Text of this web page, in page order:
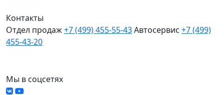
Контакты
Отдел продаж+7 (499) 455-55-43Автосервис +7 (499)
455-43-20
Мы в соцсетях